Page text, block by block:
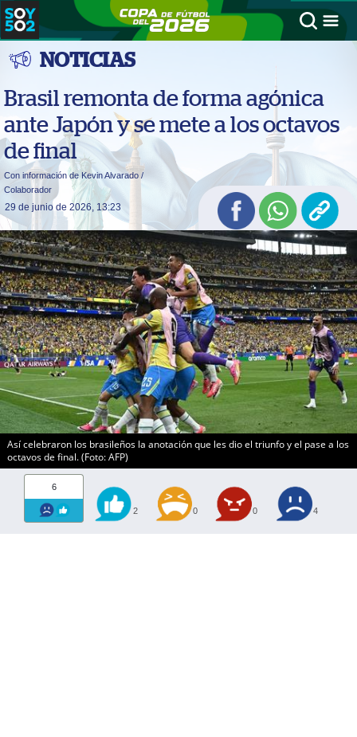
NOTICIAS
Brasil remonta de forma agónica
ante Japón y se mete a los octavos
de final
Con información de Kevin Alvarado /
Colaborador
29 de junio de 2026, 13:23
Así celebraron los brasileños la anotación que les dio el triunfo y el pase a los
octavos de final. (Foto: AFP)
6
2 0 0 4